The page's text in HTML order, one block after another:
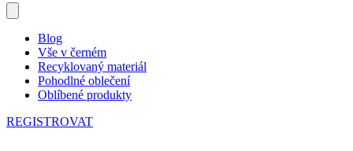
Blog
Vše v černém
Recyklovaný materiál
Pohodlné oblečení
Oblíbené produkty
REGISTROVAT